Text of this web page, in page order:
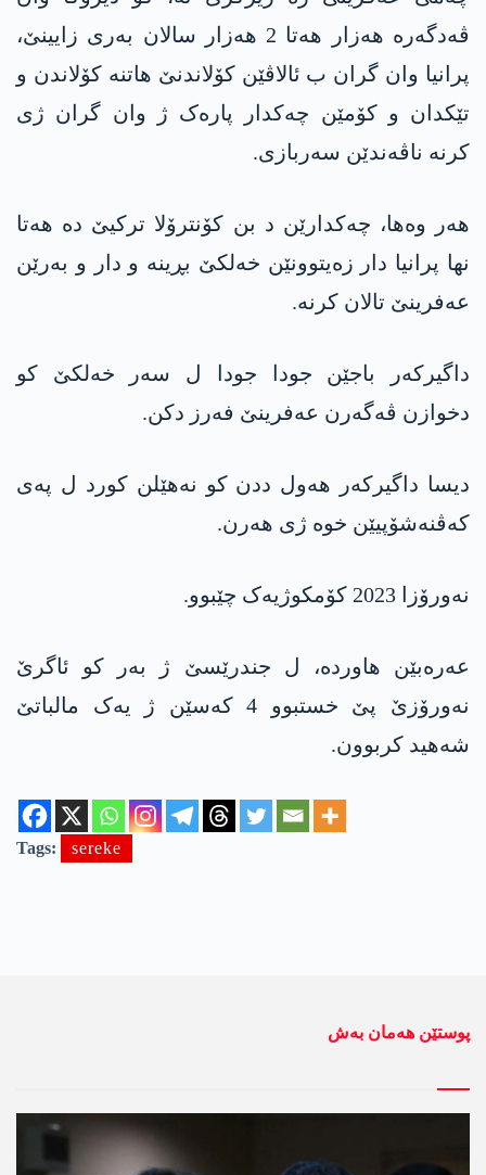
ڤەدگەرە ھەزار ھەتا 2 ھەزار سالان بەری زایینێ،
پرانیا وان گران ب ئالاڤێن کۆلاندنێ ھاتنە کۆلاندن و
تێکدان و کۆمێن چەکدار پارەک ژ وان گران ژی
کرنە ناڤەندێن سەربازی.
هەر وەها، چەکدارێن د بن کۆنترۆلا ترکیێ دە ھەتا
نھا پرانیا دار زەیتوونێن خەلکێ بڕینە و دار و بەرێن
عەفرینێ تالان کرنە.
داگیرکەر باجێن جودا جودا ل سەر خەلکێ کو
دخوازن ڤەگەرن عەفرینێ فەرز دکن.
دیسا داگیرکەر ھەول ددن کو نەھێلن کورد ل پەی
کەڤنەشۆپیێن خوە ژی ھەرن.
نەورۆزا 2023 کۆمکوژیەک چێبوو.
عەرەبێن ھاوردە، ل جندرێسێ ژ بەر کو ئاگرێ
نەورۆزێ پێ خستبوو 4 کەسێن ژ یەک مالباتێ
شەھید کربوون.
Tags: sereke
پوستێن ھەمان بەش